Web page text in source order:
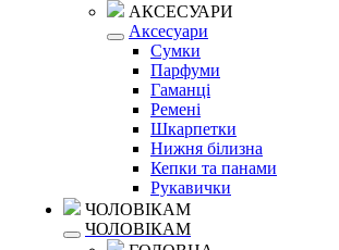
АКСЕСУАРИ
Аксесуари
Сумки
Парфуми
Гаманці
Ремені
Шкарпетки
Нижня білизна
Кепки та панами
Рукавички
ЧОЛОВІКАМ
ЧОЛОВІКАМ